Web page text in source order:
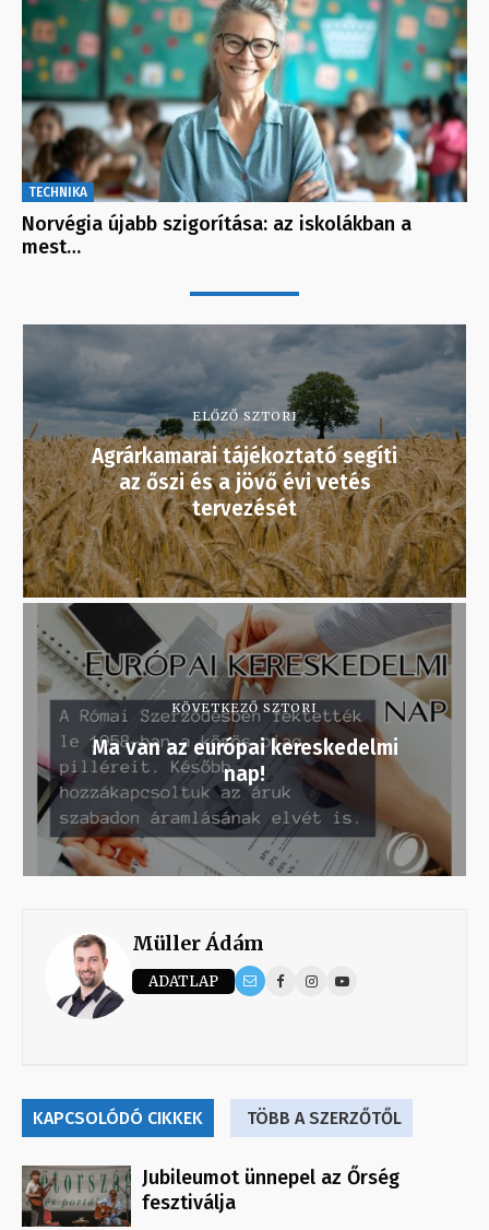
TECHNIKA
Norvégia újabb szigorítása: az iskolákban a
mest…
ELŐZŐ SZTORI
Agrárkamarai tájékoztató segíti
az őszi és a jövő évi vetés
tervezését
KÖVETKEZŐ SZTORI
Ma van az európai kereskedelmi
nap!
Müller Ádám
ADATLAP
KAPCSOLÓDÓ CIKKEK TÖBB A SZERZŐTŐL
Jubileumot ünnepel az Őrség
fesztiválja